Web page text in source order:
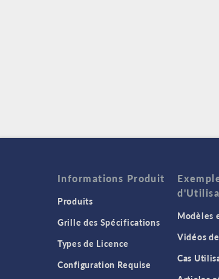
Informations Produit
Produits
Grille des Spécifications
Types de Licence
Configuration Requise
Modèles
Vidéos
Cas